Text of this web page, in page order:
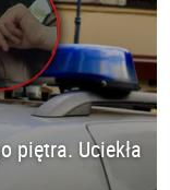
piętra. Uciekła